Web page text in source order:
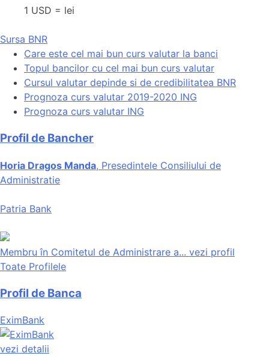
1 USD = lei
Sursa BNR
Care este cel mai bun curs valutar la banci
Topul bancilor cu cel mai bun curs valutar
Cursul valutar depinde si de credibilitatea BNR
Prognoza curs valutar 2019-2020 ING
Prognoza curs valutar ING
Profil de Bancher
Horia Dragos Manda, Presedintele Consiliului de
Administratie
Patria Bank
Membru în Comitetul de Administrare a... vezi profil
Toate Profilele
Profil de Banca
EximBank
vezi detalii